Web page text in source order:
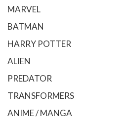
MARVEL
BATMAN
HARRY POTTER
ALIEN
PREDATOR
TRANSFORMERS
ANIME / MANGA